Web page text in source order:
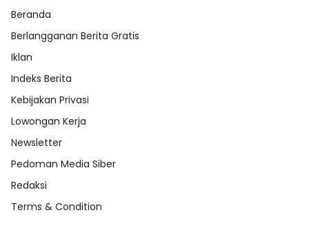
Beranda
Berlangganan Berita Gratis
Iklan
Indeks Berita
Kebijakan Privasi
Lowongan Kerja
Newsletter
Pedoman Media Siber
Redaksi
Terms & Condition